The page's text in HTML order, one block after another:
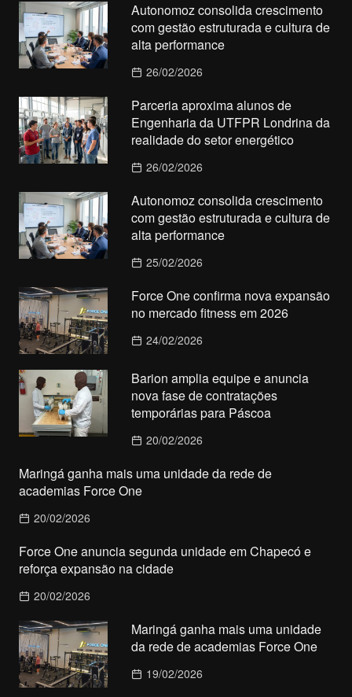
Autonomoz consolida crescimento
com gestão estruturada e cultura de
alta performance
26/02/2026
Parceria aproxima alunos de
Engenharia da UTFPR Londrina da
realidade do setor energético
26/02/2026
Autonomoz consolida crescimento
com gestão estruturada e cultura de
alta performance
25/02/2026
Force One confirma nova expansão
no mercado fitness em 2026
24/02/2026
Barion amplia equipe e anuncia
nova fase de contratações
temporárias para Páscoa
20/02/2026
Maringá ganha mais uma unidade da rede de
academias Force One
20/02/2026
Force One anuncia segunda unidade em Chapecó e
reforça expansão na cidade
20/02/2026
Maringá ganha mais uma unidade
da rede de academias Force One
19/02/2026